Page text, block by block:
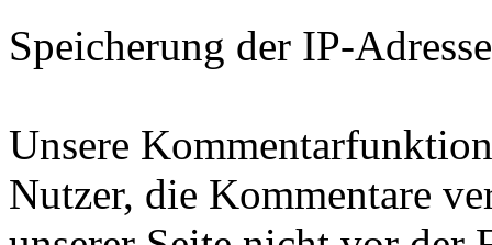
Speicherung der IP-Adresse
Unsere
Nutzer, die Kommentare